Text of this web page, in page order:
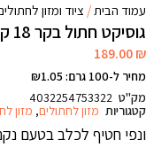
עמוד הבית
ציוד ומזון
גוסיקט חתול בקר 18 ק"ג
189.00₪
מחיר ל-100 גרם: ₪1.05
מק"ט 4032254753322
קטגוריות מזון לחתולים, מזון